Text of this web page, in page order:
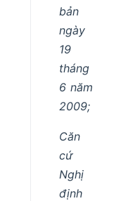
bản
ngày
19
tháng
6 năm
2009;
Căn
cứ
Nghị
định